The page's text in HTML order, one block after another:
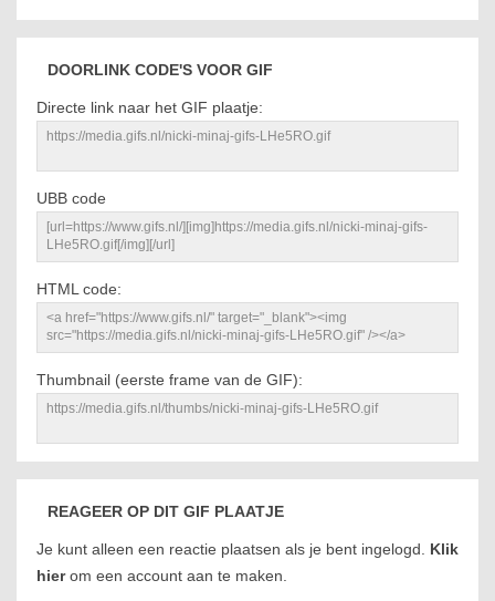
DOORLINK CODE'S VOOR GIF
Directe link naar het GIF plaatje:
UBB code
HTML code:
Thumbnail (eerste frame van de GIF):
REAGEER OP DIT GIF PLAATJE
Je kunt alleen een reactie plaatsen als je bent ingelogd. Klik
hierom een account aan te maken.